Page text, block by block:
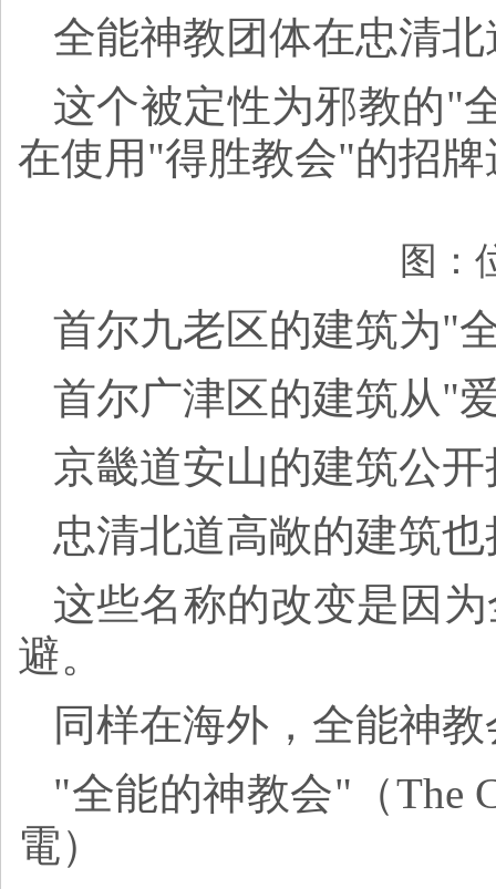
全能神教团体在忠清
这个被定性为邪教的"
在使用"得胜教会"的招
图：
首尔九老区的建筑为"
首尔广津区的建筑从"
京畿道安山的建筑公
忠清北道高敞的建筑
这些名称的改变是因
避。
同样在海外，全能神
"全能的神教会"（The
電）